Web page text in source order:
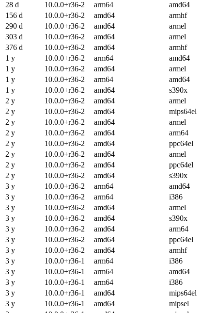
28 d
10.0.0+r36-2 arm64
amd64
156 d
10.0.0+r36-2 amd64
armhf
290 d
10.0.0+r36-2 amd64
armel
303 d
10.0.0+r36-2 amd64
armel
376 d
10.0.0+r36-2 amd64
armhf
1 y
10.0.0+r36-2 arm64
amd64
1 y
10.0.0+r36-2 amd64
armel
1 y
10.0.0+r36-2 arm64
amd64
1 y
10.0.0+r36-2 amd64
s390x
2 y
10.0.0+r36-2 amd64
armel
2 y
10.0.0+r36-2 amd64
mips64el
2 y
10.0.0+r36-2 amd64
armel
2 y
10.0.0+r36-2 amd64
arm64
2 y
10.0.0+r36-2 amd64
ppc64el
2 y
10.0.0+r36-2 amd64
armel
2 y
10.0.0+r36-2 amd64
ppc64el
2 y
10.0.0+r36-2 amd64
s390x
3 y
10.0.0+r36-2 arm64
amd64
3 y
10.0.0+r36-2 arm64
i386
3 y
10.0.0+r36-2 amd64
armel
3 y
10.0.0+r36-2 amd64
s390x
3 y
10.0.0+r36-2 amd64
arm64
3 y
10.0.0+r36-2 amd64
ppc64el
3 y
10.0.0+r36-2 amd64
armhf
3 y
10.0.0+r36-1 arm64
i386
3 y
10.0.0+r36-1 arm64
amd64
3 y
10.0.0+r36-1 arm64
i386
3 y
10.0.0+r36-1 amd64
mips64el
3 y
10.0.0+r36-1 amd64
mipsel